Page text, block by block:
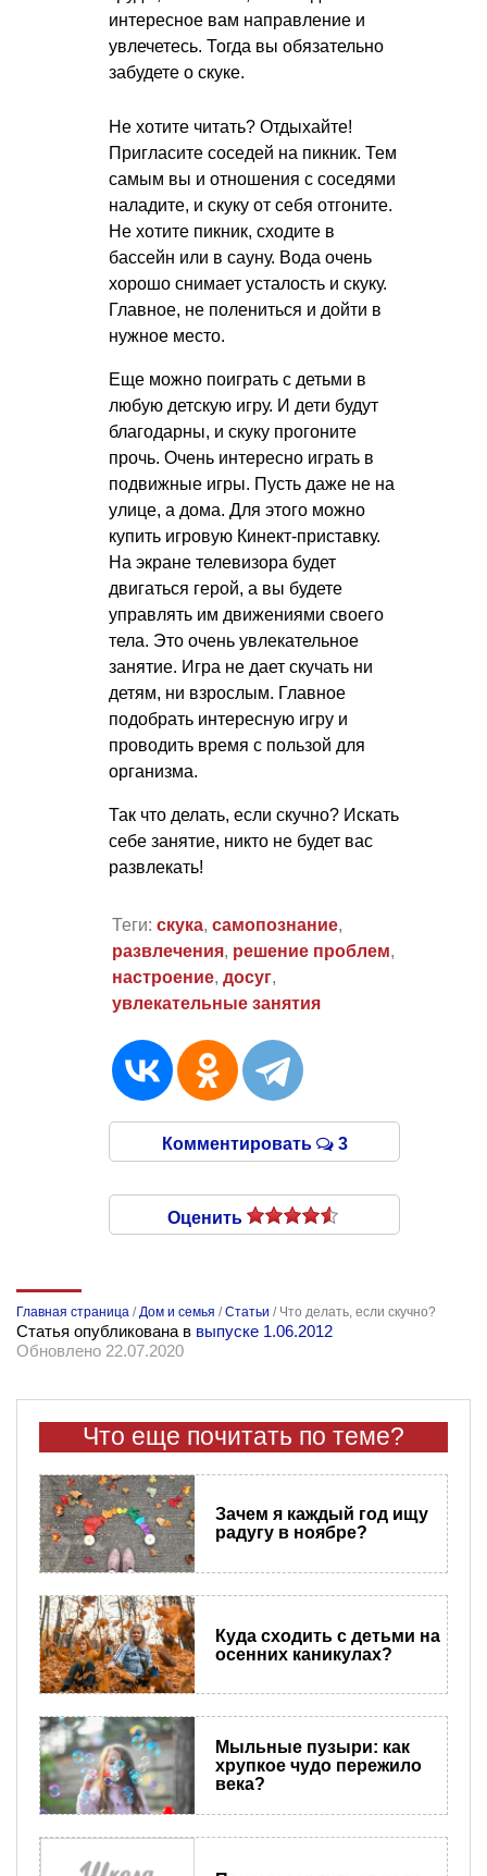
интересное вам направление и
увлечетесь. Тогда вы обязательно
забудете о скуке.
Не хотите читать? Отдыхайте!
Пригласите соседей на пикник. Тем
самым вы и отношения с соседями
наладите, и скуку от себя отгоните.
Не хотите пикник, сходите в
бассейн или в сауну. Вода очень
хорошо снимает усталость и скуку.
Главное, не полениться и дойти в
нужное место.
Еще можно поиграть с детьми в
любую детскую игру. И дети будут
благодарны, и скуку прогоните
прочь. Очень интересно играть в
подвижные игры. Пусть даже не на
улице, а дома. Для этого можно
купить игровую Кинект-приставку.
На экране телевизора будет
двигаться герой, а вы будете
управлять им движениями своего
тела. Это очень увлекательное
занятие. Игра не дает скучать ни
детям, ни взрослым. Главное
подобрать интересную игру и
проводить время с пользой для
организма.
Так что делать, если скучно? Искать
себе занятие, никто не будет вас
развлекать!
Теги: скука, самопознание,
развлечения, решение проблем,
настроение, досуг,
увлекательные занятия
Комментировать 3
Оценить
Главная страница /Дом и семья /Статьи / Что делать, если скучно?
Статья опубликована в выпуске 1.06.2012
Обновлено 22.07.2020
Что еще почитать по теме?
Зачем я каждый год ищу
радугу в ноябре?
Куда сходить с детьми на
осенних каникулах?
Мыльные пузыри: как
хрупкое чудо пережило
века?